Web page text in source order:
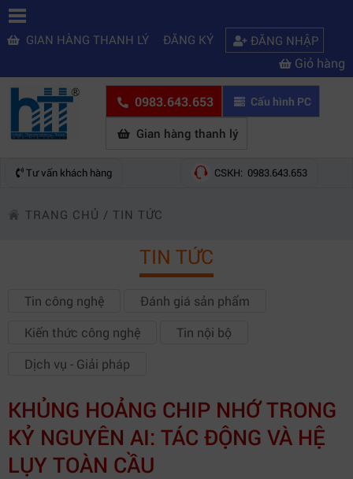
GIAN HÀNG THANH LÝ ĐĂNG KÝ ĐĂNG NHẬP
Giỏ hàng
0983.643.653 Cấu hình PC
Gian hàng thanh lý
Tư vấn khách hàng CSKH: 0983.643.653
TRANG CHỦ / TIN TỨC
TIN TỨC
Tin công nghệ
Đánh giá sản phẩm
Kiến thức công nghệ
Tin nội bộ
Dịch vụ - Giải pháp
KHỦNG HOẢNG CHIP NHỚ TRONG
KỶ NGUYÊN AI: TÁC ĐỘNG VÀ HỆ
LỤY TOÀN CẦU